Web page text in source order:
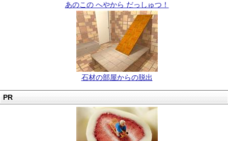
あのこの へやから だっしゅつ！
石材の部屋からの脱出
PR